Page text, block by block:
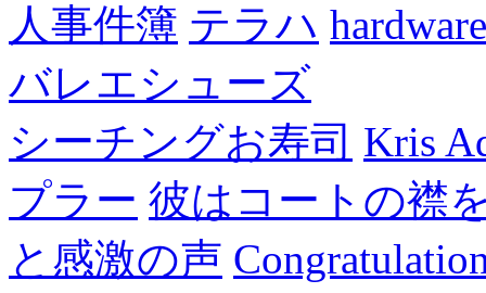
人事件簿 テラハ
バレエシューズ
シーチングお寿司 Kris
プラー 彼はコートの襟
と感激の声